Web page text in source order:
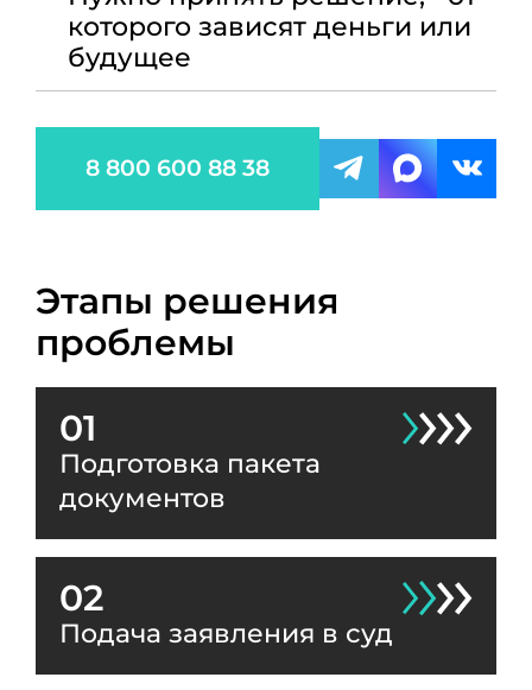
которого зависят деньги или
будущее
8 800 600 88 38
Этапы решения
проблемы
01
Подготовка пакета
документов
02
Подача заявления в суд